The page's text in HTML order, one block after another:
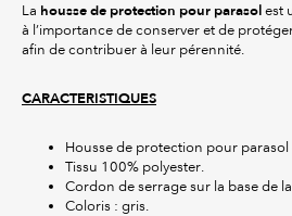
La housse de protection pour parasol est
à l’importance de conserver et de
afin de contribuer à leur pérennité.
CARACTERISTIQUES
Housse de protection pour
Tissu 100% polyester.
Cordon de serrage sur la base de
Coloris : gris.